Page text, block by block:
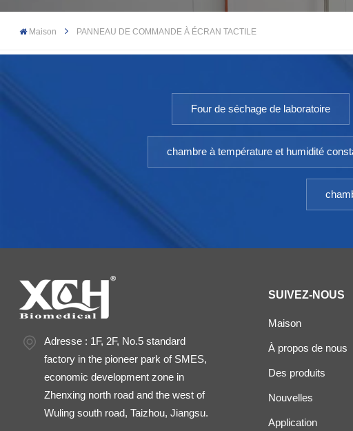
Maison PANNEAU DE COMMANDE À ÉCRAN TACTILE
Four de séchage de laboratoire
chambre à température et humidité
Adresse : 1F, 2F, No.5 standard
factory in the pioneer park of SMES,
economic development zone in
Zhenxing north road and the west of
Wuling south road, Taizhou, Jiangsu.
SUIVEZ-NOUS
Maison
À propos de nous
Des produits
Nouvelles
Application